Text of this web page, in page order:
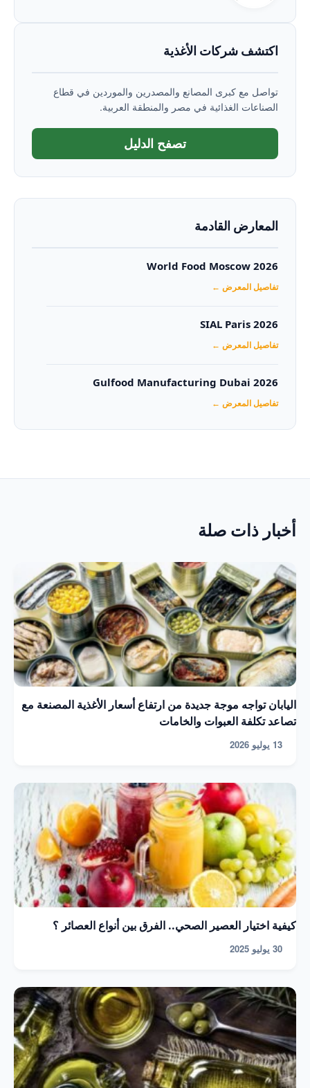
اكتشف شركات الأغذية
تواصل مع كبرى المصانع والمصدرين والموردين في قطاع
الصناعات الغذائية في مصر والمنطقة العربية.
تصفح الدليل
المعارض القادمة
World Food Moscow 2026
تفاصيل المعرض ←
SIAL Paris 2026
تفاصيل المعرض ←
Gulfood Manufacturing Dubai 2026‏
تفاصيل المعرض ←
أخبار ذات صلة
اليابان تواجه موجة جديدة من ارتفاع أسعار الأغذية المصنعة مع
تصاعد تكلفة العبوات والخامات
13 يوليو 2026
كيفية اختيار العصير الصحي.. الفرق بين أنواع العصائر ؟
30 يوليو 2025